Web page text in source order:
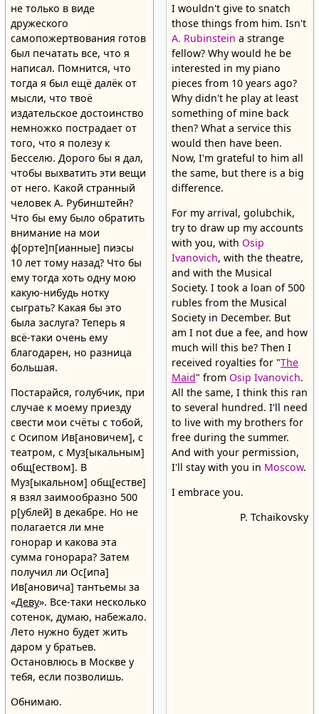
не только в виде
дружеского
самопожертвования готов
был печатать все, что я
написал. Помнится, что
тогда я был ещё далёк от
мысли, что твоё
издательское достоинство
немножко пострадает от
того, что я полезу к
Бесселю. Дорого бы я дал,
чтобы выхватить эти вещи
от него. Какой странный
человек А. Рубинштейн?
Что бы ему было обратить
внимание на мои
ф[орте]п[ианные] пиэсы
10 лет тому назад? Что бы
ему тогда хоть одну мою
какую-нибудь нотку
сыграть? Какая бы это
была заслуга? Теперь я
всё-таки очень ему
благодарен, но разница
большая.
Постарайся, голубчик, при
случае к моему приезду
свести мои счёты с тобой,
с Осипом Ив[ановичем], с
театром, с Муз[ыкальным]
общ[еством]. В
Муз[ыкальном] общ[естве]
я взял заимообразно 500
р[ублей] в декабре. Но не
полагается ли мне
гонорар и какова эта
сумма гонорара? Затем
получил ли Ос[ипа]
Ив[ановича] тантьемы за
«Деву». Все-таки несколько
сотенок, думаю, набежало.
Лето нужно будет жить
даром у братьев.
Остановлюсь в Москве у
тебя, если позволишь.
Обнимаю.
I wouldn't give to snatch
those things from him. Isn't
A. Rubinstein a strange
fellow? Why would he be
interested in my piano
pieces from 10 years ago?
Why didn't he play at least
something of mine back
then? What a service this
would then have been.
Now, I'm grateful to him all
the same, but there is a big
difference.
For my arrival, golubchik,
try to draw up my accounts
with you, with Osip
Ivanovich, with the theatre,
and with the Musical
Society. I took a loan of 500
rubles from the Musical
Society in December. But
am I not due a fee, and how
much will this be? Then I
received royalties for "The
Maid" from Osip Ivanovich.
All the same, I think this ran
to several hundred. I'll need
to live with my brothers for
free during the summer.
And with your permission,
I'll stay with you in Moscow.
I embrace you.
P. Tchaikovsky